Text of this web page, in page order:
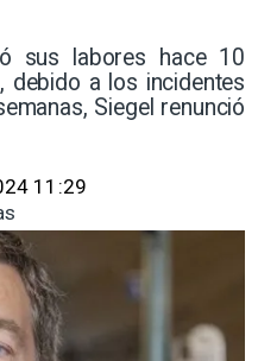
sus labores hace 10
debido a los incidentes
Siegel renunció
11:29